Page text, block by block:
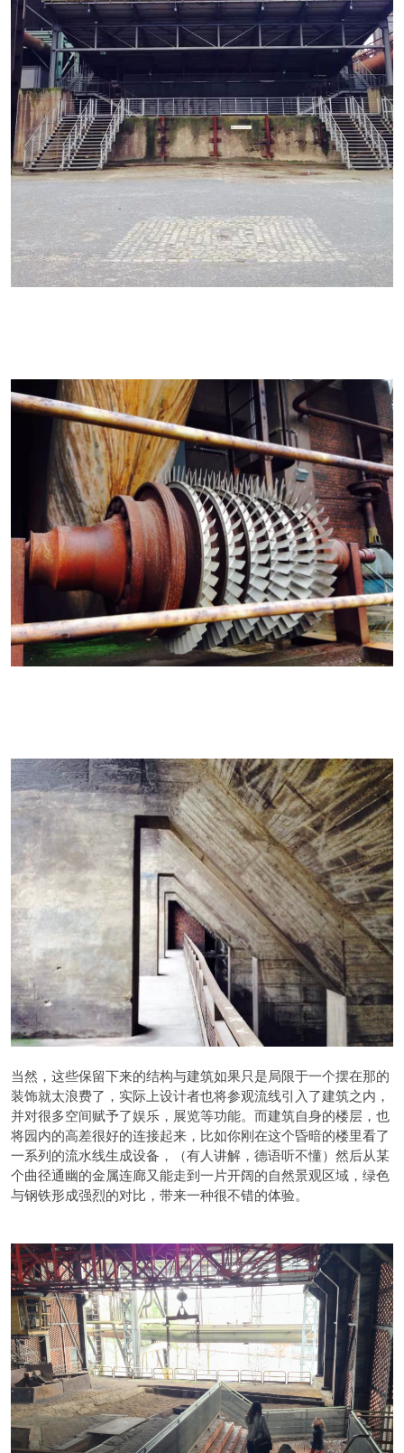
当然，这些保留下来的结构与建筑如果只是局限于一个摆在那的
装饰就太浪费了，实际上设计者也将参观流线引入了建筑之内，
并对很多空间赋予了娱乐，展览等功能。而建筑自身的楼层，也
将园内的高差很好的连接起来，比如你刚在这个昏暗的楼里看了
一系列的流水线生成设备，（有人讲解，德语听不懂）然后从某
个曲径通幽的金属连廊又能走到一片开阔的自然景观区域，绿色
与钢铁形成强烈的对比，带来一种很不错的体验。